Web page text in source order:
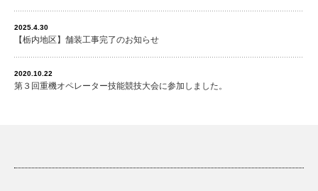
2025.4.30
【栃内地区】舗装工事完了のお知らせ
2020.10.22
第３回重機オペレーター技能競技大会に参加しました。